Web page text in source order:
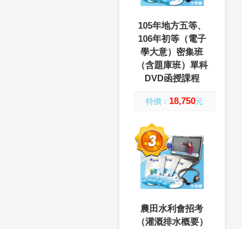
105年地方五等、
106年初等（電子
學大意）密集班
（含題庫班）單科
DVD函授課程
特價： 18,750元
農田水利會招考
（灌溉排水概要）